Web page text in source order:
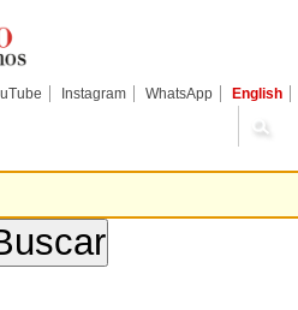
Instagram WhatsApp English